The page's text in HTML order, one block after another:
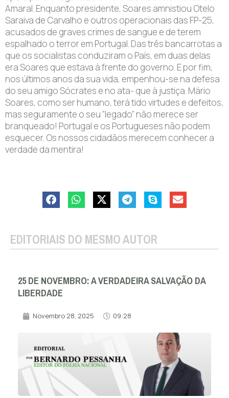
Amaral. Enquanto presidente, Soares amnistiou Otelo
Saraiva de Carvalho e outros operacionais das FP-25,
acusados de graves crimes de sangue e de terem
espalhado o terror em Portugal. Das três bancarrotas a
que os socialistas conduziram o País, em duas delas
era Soares que estava à frente do governo. E por fim,
nos últimos anos da sua vida, empenhou-se na defesa
do seu amigo Sócrates e no ata- que à justiça. Mário
Soares, como ser humano, terá tido virtudes e defeitos,
mas seguramente o seu “legado” não merece ser
branqueado! Portugal e os Portugueses não podem
esquecer. Os nossos cidadãos merecem conhecer a
verdade da mentira!
EDITORIAIS DO MESMO AUTOR
25 DE NOVEMBRO: A VERDADEIRA SALVAÇÃO DA
LIBERDADE
Novembro 28, 2025 09:28